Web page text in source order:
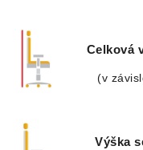
Celková
(v
Výška